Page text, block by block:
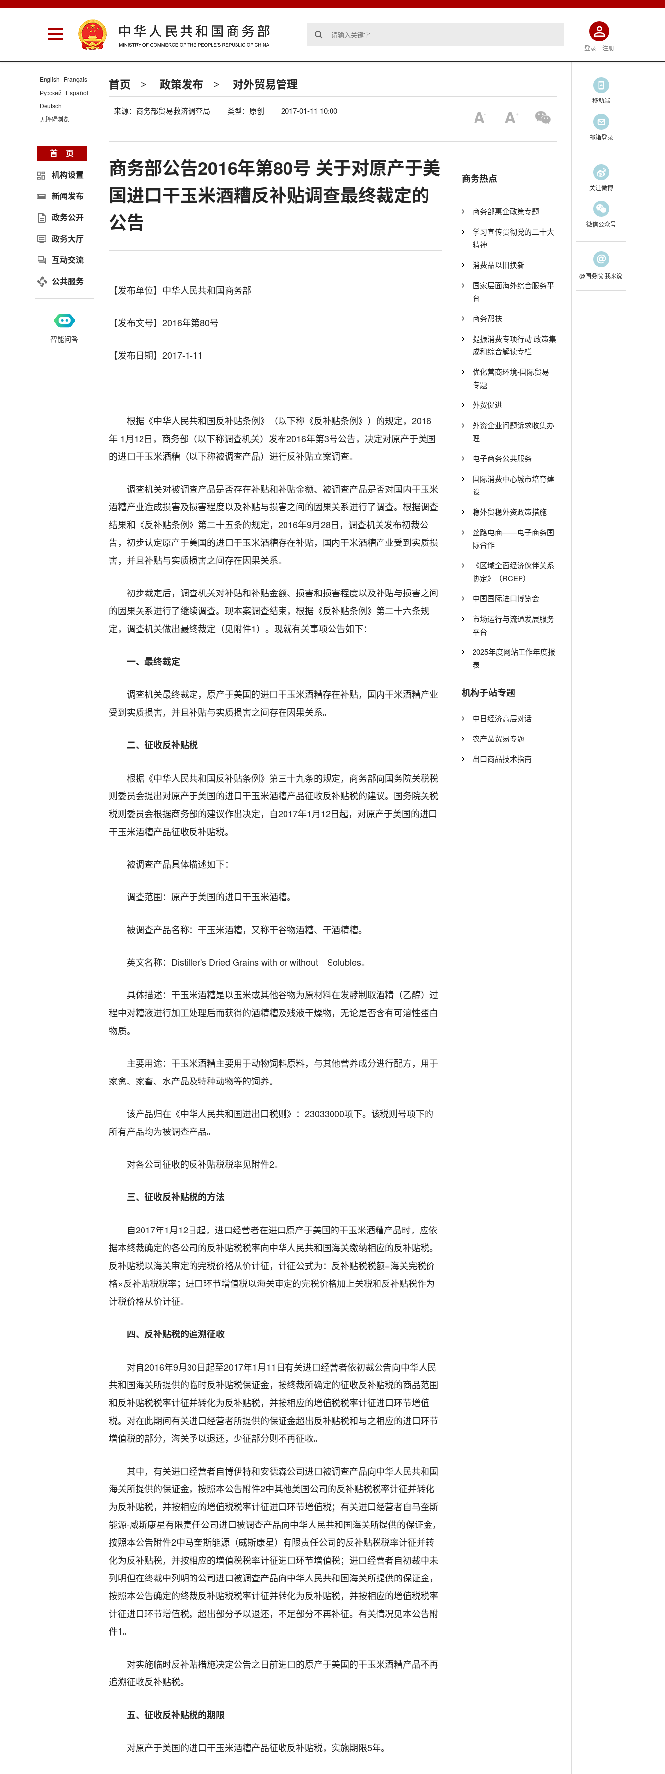
登录 注册
首页 > 政策发布 > 对外贸易管理
来源：商务部贸易救济调查局 类型：原创 2017-01-11 10:00
商务部公告2016年第80号 关于对原产于美
国进口干玉米酒糟反补贴调查最终裁定的
公告
【发布单位】中华人民共和国商务部
【发布文号】2016年第80号
【发布日期】2017-1-11
根据《中华人民共和国反补贴条例》（以下称《反补贴条例》）的规定， 2016
年 1月12日，商务部（以下称调查机关）发布2016年第3号公告，决定对原产于美国
的进口干玉米酒糟（以下称被调查产品）进行反补贴立案调查。
调查机关对被调查产品是否存在补贴和补贴金额、被调查产品是否对国内干玉米
酒糟产业造成损害及损害程度以及补贴与损害之间的因果关系进行了调查。 根据调查
结果和《反补贴条例》第二十五条的规定， 2016年9月28日，调查机关发布初裁公
告，初步认定原产于美国的进口干玉米酒糟存在补贴，国内干米酒糟产业受到实质损
害， 并且补贴与实质损害之间存在因果关系。
初步裁定后，调查机关对补贴和补贴金额、损害和损害程度以及补贴与损害之间
的因果关系进行了继续调查。现本案调查结束，根据《反补贴条例》第二十六条规
定，调查机关做出最终裁定（见附件1）。现就有关事项公告如下：
一、 最终裁定
调查机关最终裁定， 原产于美国的进口干玉米酒糟存在补贴，国内干米酒糟产业
受到实质损害， 并且补贴与实质损害之间存在因果关系。
二、 征收反补贴税
根据《中华人民共和国反补贴条例》第三十九条的规定，商务部向国务院关税税
则委员会提出对原产于美国的进口干玉米酒糟产品征收反补贴税的建议。国务院关税
税则委员会根据商务部的建议作出决定，自2017年1月12日起，对原产于美国的进口
干玉米酒糟产品征收反补贴税。
被调查产品具体描述如下：
调查范围： 原产于美国的进口干玉米酒糟。
被调查产品名称： 干玉米酒糟，又称干谷物酒糟、干酒精糟。
英文名称： Distiller's Dried Grains with or without Solubles。
具体描述： 干玉米酒糟是以玉米或其他谷物为原材料在发酵制取酒精（乙醇）过
程中对糟液进行加工处理后而获得的酒精糟及残液干燥物，无论是否含有可溶性蛋白
物质。
主要用途：干玉米酒糟主要用于动物饲料原料，与其他营养成分进行配方，用于
家禽、家畜、水产品及特种动物等的饲养。
该产品归在《中华人民共和国进出口税则》： 23033000项下。该税则号项下的
所有产品均为被调查产品。
对各公司征收的反补贴税税率见附件2。
三、 征收反补贴税的方法
自2017年1月12日起，进口经营者在进口原产于美国的干玉米酒糟产品时，应依
据本终裁确定的各公司的反补贴税税率向中华人民共和国海关缴纳相应的反补贴税。
反补贴税以海关审定的完税价格从价计征，计征公式为：反补贴税税额=海关完税价
格×反补贴税税率；进口环节增值税以海关审定的完税价格加上关税和反补贴税作为
计税价格从价计征。
四、反补贴税的追溯征收
对自2016年9月30日起至2017年1月11 日有关进口经营者依初裁公告向中华人民
共和国海关所提供的临时反补贴税保证金，按终裁所确定的征收反补贴税的商品范围
和反补贴税税率计征并转化为反补贴税，并按相应的增值税税率计征进口环节增值
税。对在此期间有关进口经营者所提供的保证金超出反补贴税和与之相应的进口环节
增值税的部分，海关予以退还，少征部分则不再征收。
其中，有关进口经营者自博伊特和安德森公司进口被调查产品向中华人民共和国
海关所提供的保证金，按照本公告附件2中其他美国公司的反补贴税税率计征并转化
为反补贴税，并按相应的增值税税率计征进口环节增值税；有关进口经营者自马奎斯
能源-威斯康星有限责任公司进口被调查产品向中华人民共和国海关所提供的保证金，
按照本公告附件2中马奎斯能源 （威斯康星） 有限责任公司的反补贴税税率计征并转
化为反补贴税，并按相应的增值税税率计征进口环节增值税；进口经营者自初裁中未
列明但在终裁中列明的公司进口被调查产品向中华人民共和国海关所提供的保证金，
按照本公告确定的终裁反补贴税税率计征并转化为反补贴税，并按相应的增值税税率
计征进口环节增值税。超出部分予以退还，不足部分不再补征。有关情况见本公告附
件1。
对实施临时反补贴措施决定公告之日前进口的原产于美国的干玉米酒糟产品不再
追溯征收反补贴税。
五、征收反补贴税的期限
对原产于美国的进口干玉米酒糟产品征收反补贴税，实施期限5年。
商务热点
商务部惠企政策专题
学习宣传贯彻党的二十大
精神
消费品以旧换新
国家层面海外综合服务平
台
商务帮扶
提振消费专项行动 政策集
成和综合解读专栏
优化营商环境-国际贸易
专题
外贸促进
外资企业问题诉求收集办
理
电子商务公共服务
国际消费中心城市培育建
设
稳外贸稳外资政策措施
丝路电商——电子商务国
际合作
《区域全面经济伙伴关系
协定》（RCEP）
中国国际进口博览会
市场运行与流通发展服务
平台
2025年度网站工作年度报
表
机构子站专题
中日经济高层对话
农产品贸易专题
出口商品技术指南
English Français
Русский Español
Deutsch
无障碍浏览
首 页
机构设置
新闻发布
政务公开
政务大厅
互动交流
公共服务
智能问答
移动端
邮箱登录
关注微博
微信公众号
@国务院 我来说